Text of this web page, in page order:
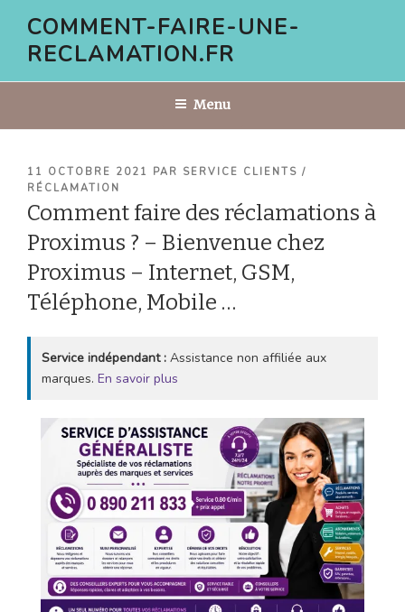
contenu
COMMENT-FAIRE-UNE-
RECLAMATION.FR
Menu
PUBLIÉ
LE
11 OCTOBRE 2021 PAR SERVICE CLIENTS /
RÉCLAMATION
Comment faire des réclamations à
Proximus ? – Bienvenue chez
Proximus – Internet, GSM,
Téléphone, Mobile …
Service indépendant : Assistance non affiliée aux
marques. En savoir plus